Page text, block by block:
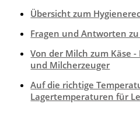
Übersicht zum
Fragen und Antworten
Von der Milch zum Käse
und Milcherzeuger
Auf die richtige
Lagertemperaturen für